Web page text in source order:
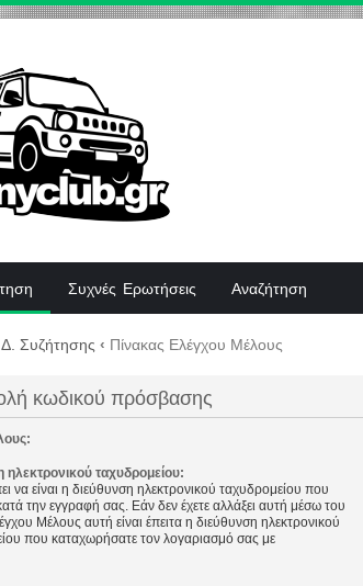
Συχνές Ερωτήσεις Αναζήτηση
Δ. Συζήτησης ‹ Πίνακας Ελέγχου Μέλους
κωδικού πρόσβασης
ηλεκτρονικού ταχυδρομείου:
να είναι η διεύθυνση ηλεκτρονικού ταχυδρομείου που
την εγγραφή σας. Εάν δεν έχετε αλλάξει αυτή μέσω του
Μέλους αυτή είναι έπειτα η διεύθυνση ηλεκτρονικού
που καταχωρήσατε τον λογαριασμό σας με